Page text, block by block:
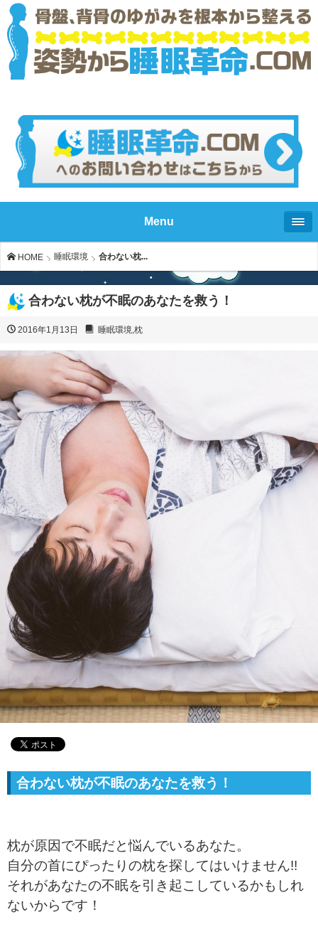
Menu
HOME 睡眠環境 合わない枕...
合わない枕が不眠のあなたを救う！
2016年1月13日 睡眠環境,枕
合わない枕が不眠のあなたを救う！
枕が原因で不眠だと悩んでいるあなた。
自分の首にぴったりの枕を探してはいけません!!
それがあなたの不眠を引き起こしているかもしれ
ないからです！